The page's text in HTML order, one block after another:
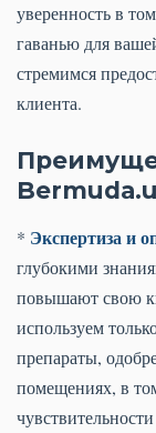
уверенность в
гаванью для
стремимся
клиента.
* Экспертиза и
глубокими
повышают свою
используем
препараты,
помещениях, в